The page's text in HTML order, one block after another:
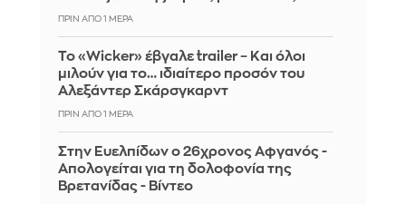
ΠΡΙΝ ΑΠΌ 1 ΜΈΡΑ
Το «Wicker» έβγαλε trailer – Και όλοι
μιλούν για το… ιδιαίτερο προσόν του
Αλεξάντερ Σκάρσγκαρντ
ΠΡΙΝ ΑΠΌ 1 ΜΈΡΑ
Στην Ευελπίδων ο 26χρονος Αφγανός -
Απολογείται για τη δολοφονία της
Βρετανίδας - Βίντεο